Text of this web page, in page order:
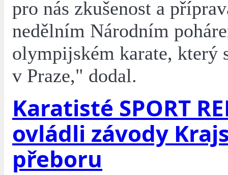
pro nás zkušenost a
nedělním Národním
olympijském karate, který
v Praze," dodal.
Karatisté SPORT
ovládli závody
přeboru